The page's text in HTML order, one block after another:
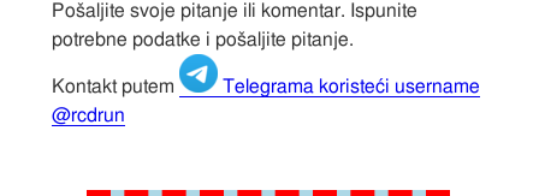
Pošaljite svoje pitanje ili komentar. Ispunite
potrebne podatke i pošaljite pitanje.
Kontakt putem
Telegrama koristeći username
@rcdrun